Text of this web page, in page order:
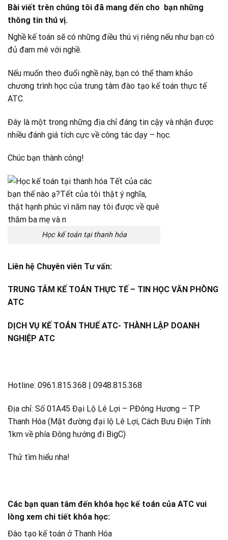
Bài viết trên chúng tôi đã mang đến cho bạn những
thông tin thú vị.
Nghề kế toán sẽ có những điều thú vị riêng nếu như bạn có
đủ đam mê với nghề.
Nếu muốn theo đuổi nghề này, bạn có thể tham khảo
chương trình học của trung tâm đào tạo kế toán thực tế
ATC.
Đây là một trong những địa chỉ đáng tin cậy và nhận được
nhiều đánh giá tích cực về công tác dạy – học.
Chúc bạn thành công!
Học kế toán tại thanh hóa
Liên hệ Chuyên viên Tư vấn:
TRUNG TÂM KẾ TOÁN THỰC TẾ – TIN HỌC VĂN PHÒNG
ATC
DỊCH VỤ KẾ TOÁN THUẾ ATC- THÀNH LẬP DOANH
NGHIỆP ATC
Hotline: 0961.815.368 | 0948.815.368
Địa chỉ: Số 01A45 Đại Lộ Lê Lợi – P.Đông Hương – TP
Thanh Hóa (Mặt đường đại lộ Lê Lợi, Cách Bưu Điện Tỉnh
1km về phía Đông hướng đi BigC)
Thử tìm hiểu nha!
Các bạn quan tâm đến khóa học kế toán của ATC vui
lòng xem chi tiết khóa học:
Đào tạo kế toán ở Thanh Hóa